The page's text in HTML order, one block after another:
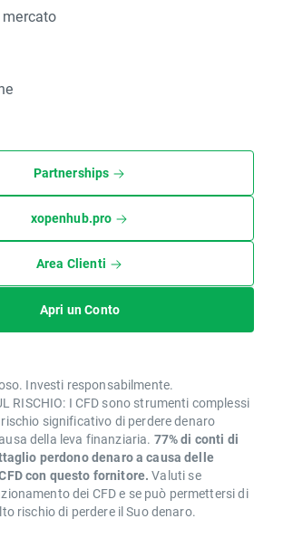
Partnerships
xopenhub.pro
Area Clienti
Apri un Conto
Investi responsabilmente.
RISCHIO: I CFD sono strumenti complessi
significativo di perdere denaro
della leva finanziaria. 77% di conti di
perdono denaro a causa delle
con questo fornitore. Valuti se
dei CFD e se può permettersi di
rischio di perdere il Suo denaro.